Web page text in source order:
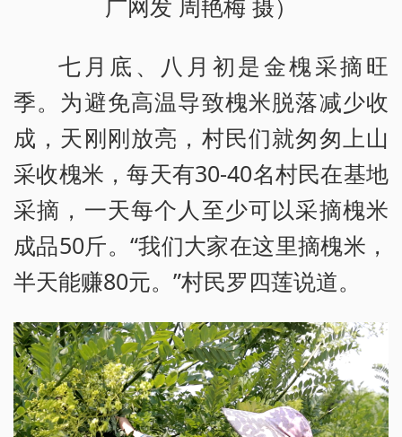
广网发 周艳梅 摄）
七月底、八月初是金槐采摘旺
季。为避免高温导致槐米脱落减少收
成，天刚刚放亮，村民们就匆匆上山
采收槐米，每天有30-40名村民在基地
采摘，一天每个人至少可以采摘槐米
成品50斤。“我们大家在这里摘槐米，
半天能赚80元。”村民罗四莲说道。